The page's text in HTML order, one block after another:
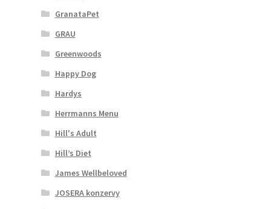
GranataPet
GRAU
Greenwoods
Happy Dog
Hardys
Herrmanns Menu
Hill's Adult
Hill’s Diet
James Wellbeloved
JOSERA konzervy